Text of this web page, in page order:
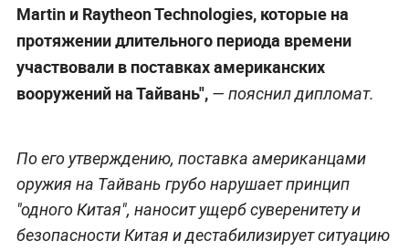
Martin и Raytheon Technologies, которые на
протяжении длительного периода времени
участвовали в поставках американских
вооружений на Тайвань",— пояснил дипломат.
По его утверждению, поставка американцами
оружия на Тайвань грубо нарушает принцип
"одного Китая", наносит ущерб суверенитету и
безопасности Китая и дестабилизирует ситуацию